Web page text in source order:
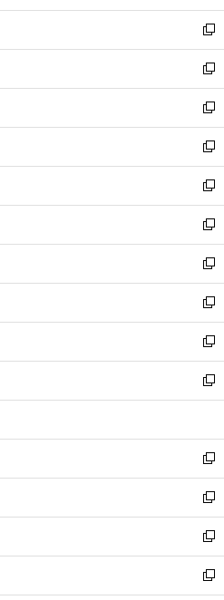
開
く
ウ
で
開
く
ン
ド
ウ
で
開
く
ウ
ィ
ン
ド
ウ
で
開
く
新
し
い
ウ
ィ
ン
ド
ウ
で
開
く
新
し
い
ウ
ィ
ン
ド
ウ
で
開
く
新
し
い
ウ
ィ
ン
ド
ウ
で
開
く
新
し
い
ウ
ィ
ン
ド
ウ
で
開
く
新
し
い
ウ
ィ
ン
ド
ウ
で
開
く
新
し
い
ウ
ィ
ン
ド
ウ
で
開
新
し
い
ウ
ィ
ン
ド
ウ
開
く
新
し
い
ウ
ィ
ン
ウ
で
開
く
新
し
い
ウ
ン
ド
ウ
で
開
く
新
し
ウ
ィ
ン
ド
ウ
で
開
く
新
し
い
ウ
ィ
ン
ド
ウ
新
し
い
ウ
ィ
ン
新
し
い
新